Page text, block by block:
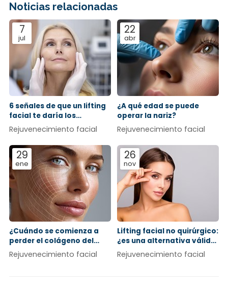
Noticias relacionadas
7
jul
6 señales de que un lifting
facial te daría los
resultados que buscas
Rejuvenecimiento facial
22
abr
¿A qué edad se puede
operar la nariz?
Rejuvenecimiento facial
29
ene
¿Cuándo se comienza a
perder el colágeno del
rostro y cómo remediarlo?
Rejuvenecimiento facial
26
nov
Lifting facial no quirúrgico:
¿es una alternativa válida
al lifting tradicional?
Rejuvenecimiento facial